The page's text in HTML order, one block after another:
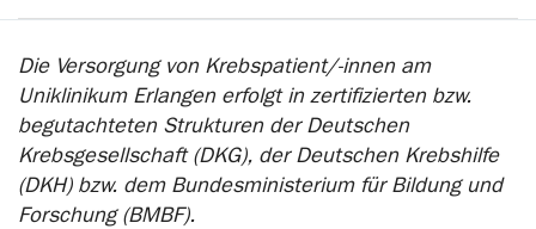
Die Versorgung von Krebspatient/-innen am
Uniklinikum Erlangen erfolgt in zertifizierten bzw.
begutachteten Strukturen der Deutschen
Krebsgesellschaft (DKG), der Deutschen Krebshilfe
(DKH) bzw. dem Bundesministerium für Bildung und
Forschung (BMBF).